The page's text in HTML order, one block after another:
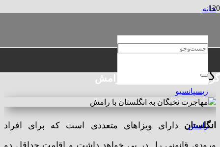
گروه حقوقی و مهاجرتی رامش
خانه
ویزای استعداد جهانی انگلستان؛
گلوبال تلنت
انگلستان دارای ویزاهای متعددی است که برای افراد
ورودی قانونی را در پی خواهد داشت و اقامت حداقل دو